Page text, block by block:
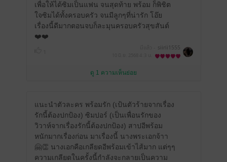
เพื่อให้ได้ซิมเป็นแฟน จนสุดท้าย พร้อม ก็พิชิต
ใจซิมได้ทั้งครอบครัว จนมีลูกๆที่น่ารัก โอ๊ย
เรื่องนี้ดีมากตอนจบก็ละมุนครอบครัวสุขสันต์
❤️❤️
siirii1555
ดู 1 ความเห็นย่อย
แนะนำตัวละคร พร้อมรัก (เป้นตัวร้ายจากเรื่อง
รักนี้ต้องปกป้อง) ซิมปอร์ (เป็นเพื่อนรักของ
วิวาห์จากเรื่องรักนี้ต้องปกป้อง) สาปอีพร้อม
หนักมากเรื่องก่อน มาเรื่องนี้ นางพระเอกจ้าา
🤗👏 นางเอกคือเกลียดอีพร้อมเข้าไส้มาก แต่ๆๆ
ความเกลียดในครั้งนี้กำลังจะกลายเป็นความ